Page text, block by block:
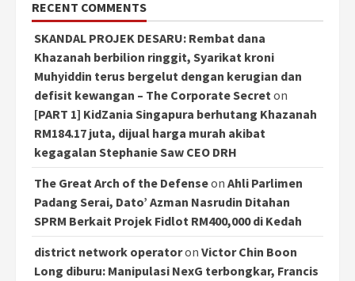
RECENT COMMENTS
SKANDAL PROJEK DESARU: Rembat dana
Khazanah berbilion ringgit, Syarikat kroni
Muhyiddin terus bergelut dengan kerugian dan
defisit kewangan – The Corporate Secreton
[PART 1] KidZania Singapura berhutang Khazanah
RM184.17 juta, dijual harga murah akibat
kegagalan Stephanie Saw CEO DRH
The Great Arch of the Defenseon Ahli Parlimen
Padang Serai, Dato’ Azman Nasrudin Ditahan
SPRM Berkait Projek Fidlot RM400,000 di Kedah
district network operatoron Victor Chin Boon
Long diburu: Manipulasi NexG terbongkar, Francis